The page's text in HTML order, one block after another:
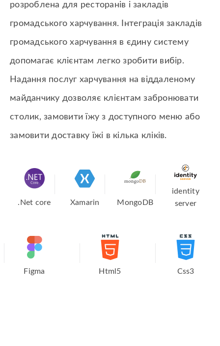
розроблена для ресторанів і закладів
громадського харчування. Інтеграція закладів
громадського харчування в єдину систему
допомагає клієнтам легко зробити вибір.
Надання послуг харчування на віддаленому
майданчику дозволяє клієнтам забронювати
столик, замовити їжу з доступного меню або
замовити доставку їжі в кілька кліків.
.Net core Xamarin MongoDB
identity
server
Figma Html5 Css3